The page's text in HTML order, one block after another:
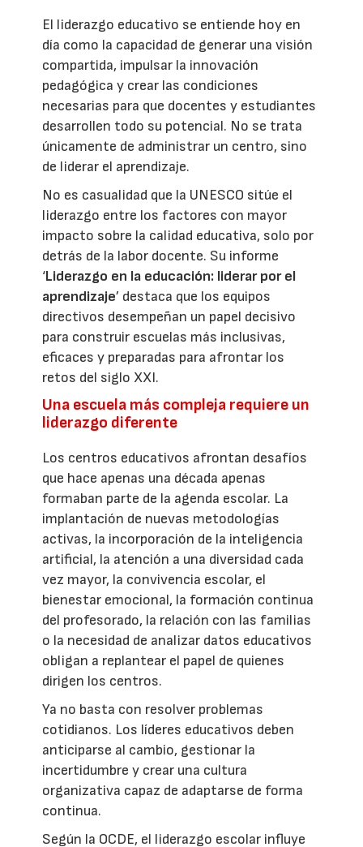
El liderazgo educativo se entiende hoy en
día como la capacidad de generar una visión
compartida, impulsar la innovación
pedagógica y crear las condiciones
necesarias para que docentes y estudiantes
desarrollen todo su potencial. No se trata
únicamente de administrar un centro, sino
de liderar el aprendizaje.
No es casualidad que la UNESCO sitúe el
liderazgo entre los factores con mayor
impacto sobre la calidad educativa, solo por
detrás de la labor docente. Su informe
‘Liderazgo en la educación: liderar por el
aprendizaje’ destaca que los equipos
directivos desempeñan un papel decisivo
para construir escuelas más inclusivas,
eficaces y preparadas para afrontar los
retos del siglo XXI.
Una escuela más compleja requiere un
liderazgo diferente
Los centros educativos afrontan desafíos
que hace apenas una década apenas
formaban parte de la agenda escolar. La
implantación de nuevas metodologías
activas, la incorporación de la inteligencia
artificial, la atención a una diversidad cada
vez mayor, la convivencia escolar, el
bienestar emocional, la formación continua
del profesorado, la relación con las familias
o la necesidad de analizar datos educativos
obligan a replantear el papel de quienes
dirigen los centros.
Ya no basta con resolver problemas
cotidianos. Los líderes educativos deben
anticiparse al cambio, gestionar la
incertidumbre y crear una cultura
organizativa capaz de adaptarse de forma
continua.
Según la OCDE, el liderazgo escolar influye